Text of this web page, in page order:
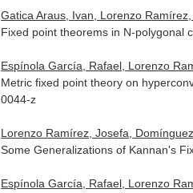
Gatica Araus, Ivan, Lorenzo
Fixed point theorems in N-polygonal
Espínola García, Rafael, Lorenzo
Metric fixed point theory on
0044-z
Lorenzo Ramírez, Josefa,
Some Generalizations of Kannan's
Espínola García, Rafael, Lorenzo